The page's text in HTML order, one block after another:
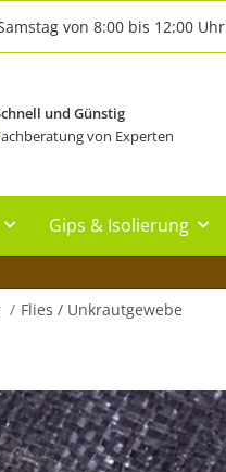
von 8:00 bis 12:00 Uhr
und Günstig
von Experten
Gips & Isolierung
Flies / Unkrautgewebe